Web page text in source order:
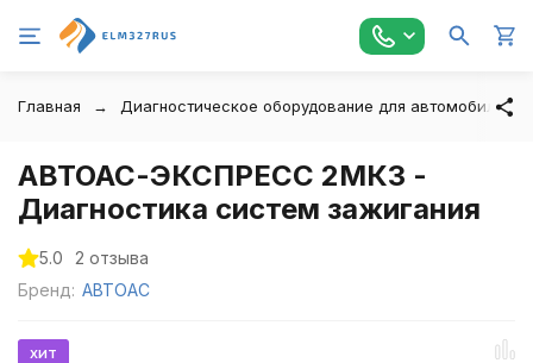
Главная Диагностическое оборудование для автомобилей
АВТОАС-ЭКСПРЕСС 2МК3 -
Диагностика систем зажигания
5.0
2 отзыва
Бренд: АВТОАС
хит